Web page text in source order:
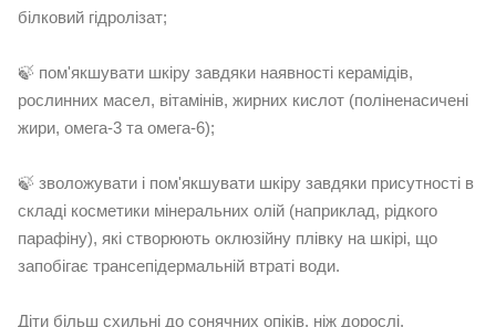
білковий гідролізат;
🍃 пом'якшувати шкіру завдяки наявності керамідів,
рослинних масел, вітамінів, жирних кислот (поліненасичені
жири, омега-3 та омега-6);
🍃 зволожувати і пом'якшувати шкіру завдяки присутності в
складі косметики мінеральних олій (наприклад, рідкого
парафіну), які створюють оклюзійну плівку на шкірі, що
запобігає трансепідермальній втраті води.
Діти більш схильні до сонячних опіків, ніж дорослі,